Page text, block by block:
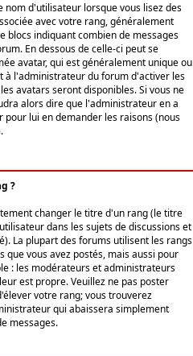
nom d'utilisateur lorsque vous lisez des
avec votre rang, généralement
blocs indiquant combien de messages
En dessous de celle-ci peut se
avatar, qui est généralement unique ou
à l'administrateur du forum d'activer les
avatars seront disponibles. Si vous ne
alors dire que l'administrateur en a
pour lui en demander les raisons (nous
?
changer le titre d'un rang (le titre
dans les sujets de discussions et
La plupart des forums utilisent les rangs
vous avez postés, mais aussi pour
: les modérateurs et administrateurs
est propre. Veuillez ne pas poster
votre rang; vous trouverez
qui abaissera simplement
messages.